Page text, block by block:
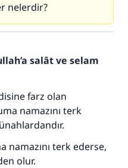
nelerdir?
salât ve selam
farz olan
namazını terk
namazını terk ederse,
olur.